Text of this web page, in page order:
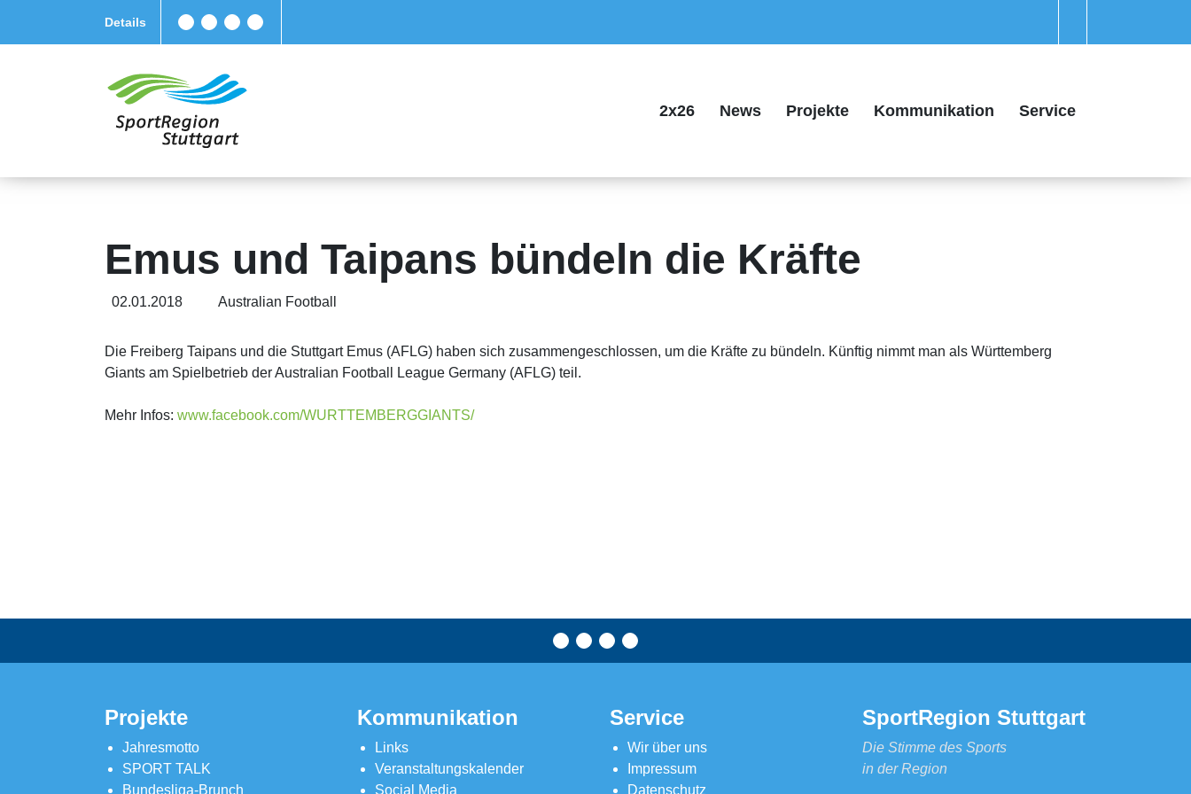
Details
2x26 News Projekte Kommunikation Service
Emus und Taipans bündeln die Kräfte
02.01.2018 Australian Football
Die Freiberg Taipans und die Stuttgart Emus (AFLG) haben sich zusammengeschlossen, um die Kräfte zu bündeln. Künftig nimmt man als Württemberg
Giants am Spielbetrieb der Australian Football League Germany (AFLG) teil.
Mehr Infos: www.facebook.com/WURTTEMBERGGIANTS/
Projekte
Jahresmotto
SPORT TALK
Bundesliga-Brunch
Kommunikation
Links
Veranstaltungskalender
Social Media
Service
Wir über uns
Impressum
Datenschutz
SportRegion Stuttgart
Die Stimme des Sports
in der Region